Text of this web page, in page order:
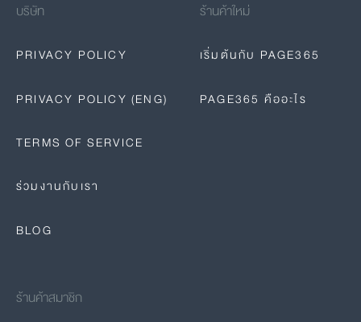
บริษัท
PRIVACY POLICY
PRIVACY POLICY (ENG)
TERMS OF SERVICE
ร่วมงานกับเรา
BLOG
ร้านค้าใหม่
เริ่มต้นกับ PAGE365
PAGE365 คืออะไร
ร้านค้าสมาชิก